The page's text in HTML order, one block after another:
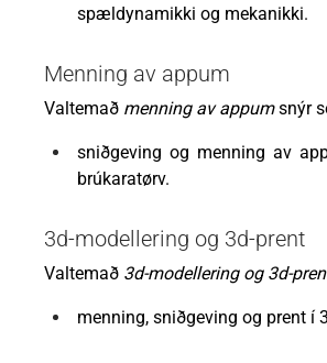
spældynamikki og mekanikki.
Menning av appum
Valtemað menning av appumsnýr
sniðgeving og menning av
brúkaratørv.
3d-modellering og 3d-prent
Valtemað 3d-modellering og 3d-
menning, sniðgeving og prent í